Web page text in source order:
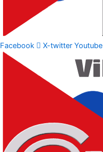
Facebook X-twitter Youtube